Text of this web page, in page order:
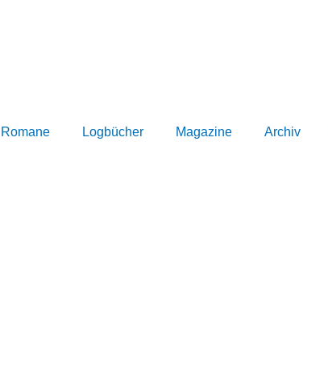
Romane Logbücher Magazine Archiv